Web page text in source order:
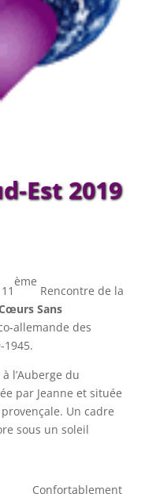
Est 2019
ème
Rencontre de la
Sans
allemande des
l’Auberge du
par Jeanne et située
Un cadre
sous un soleil
Confortablement